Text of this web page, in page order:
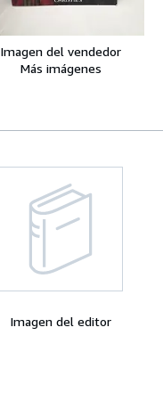
Imagen del vendedor
Más imágenes
Imagen del editor